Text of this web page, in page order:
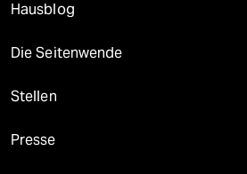
Hausblog
Die Seitenwende
Stellen
Presse